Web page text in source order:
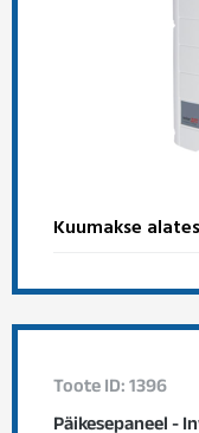
Kuumakse
Toote ID: 1396